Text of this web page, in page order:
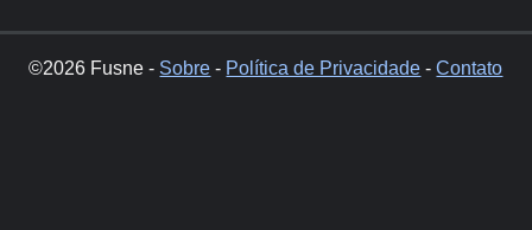
©2026 Fusne - Sobre - Política de Privacidade -Contato